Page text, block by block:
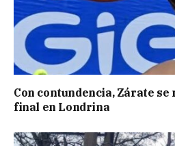
Con contundencia, Zárate se
final en Londrina